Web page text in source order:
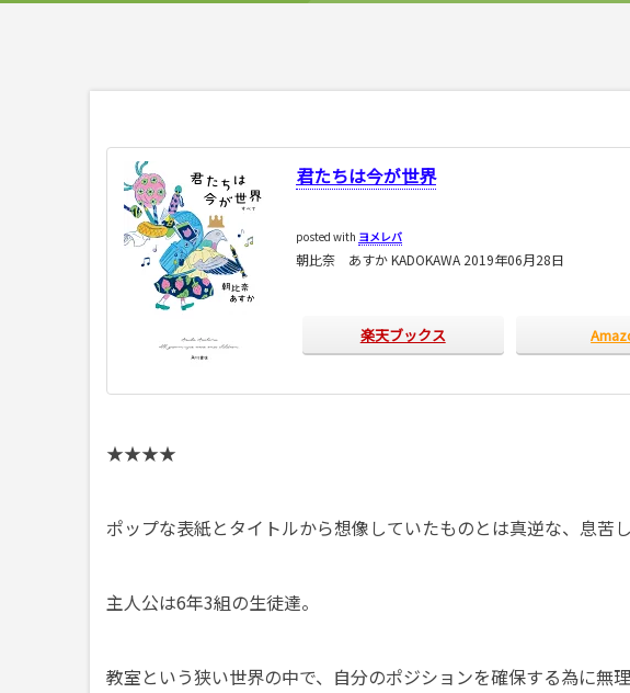
君たちは今が世界
posted with ヨメレバ
朝比奈 あすか KADOKAWA 2019年06月28日
楽天ブックス
★★★★
ポップな表紙とタイトルから想像していたものとは真逆な、息苦
主人公は6年3組の生徒達。
教室という狭い世界の中で、自分のポジションを確保する為に無